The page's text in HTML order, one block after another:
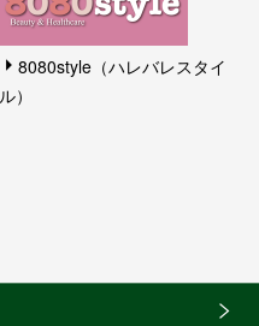
8080style（ハレバレスタイ
ル）